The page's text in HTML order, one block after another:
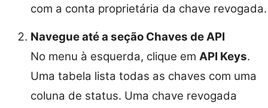
com a conta proprietária da chave revogada.
Navegue até a seção Chaves de API
No menu à esquerda, clique em API Keys.
Uma tabela lista todas as chaves com uma
coluna de status. Uma chave revogada